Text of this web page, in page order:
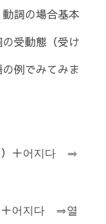
詞の場合基本
受動態（受け
例でみてみま
）＋어지다 ⇒
＋어지다 ⇒열